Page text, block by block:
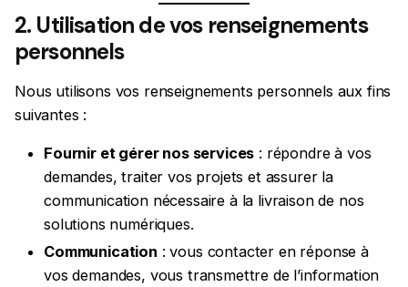
2. Utilisation de vos renseignements
personnels
Nous utilisons vos renseignements personnels aux fins
suivantes :
Fournir et gérer nos services : répondre à vos
demandes, traiter vos projets et assurer la
communication nécessaire à la livraison de nos
solutions numériques.
Communication : vous contacter en réponse à
vos demandes, vous transmettre de l’information